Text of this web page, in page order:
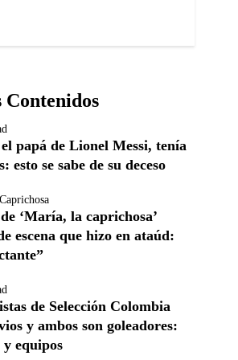
papá de Lionel Messi, tenía
esto se sabe de su deceso
‘María, la caprichosa’
escena que hizo en ataúd:
de Selección Colombia
y ambos son goleadores:
y equipos